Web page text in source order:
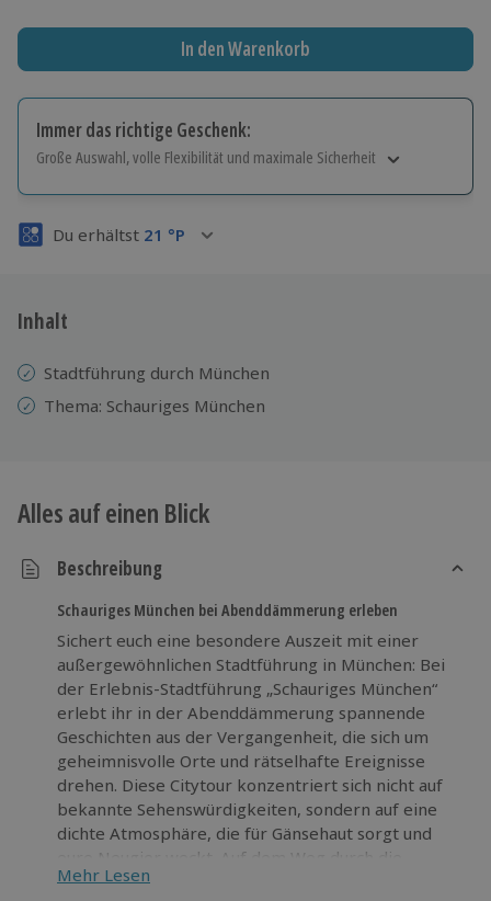
In den Warenkorb
Immer das richtige Geschenk:
Große Auswahl, volle Flexibilität und maximale Sicherheit
Volle Flexibilität
3 Jahre gültig & verlängerbar.
Du erhältst 21 °P
Inhalt
Stadtführung durch München
Thema: Schauriges München
Alles auf einen Blick
Beschreibung
Schauriges München bei Abenddämmerung erleben
Sichert euch eine besondere Auszeit mit einer
außergewöhnlichen Stadtführung in München: Bei
der Erlebnis-Stadtführung „Schauriges München“
erlebt ihr in der Abenddämmerung spannende
Geschichten aus der Vergangenheit, die sich um
geheimnisvolle Orte und rätselhafte Ereignisse
drehen. Diese Citytour konzentriert sich nicht auf
bekannte Sehenswürdigkeiten, sondern auf eine
dichte Atmosphäre, die für Gänsehaut sorgt und
eure Neugier weckt. Auf dem Weg durch die
Straßen spürt ihr den Charakter der Stadt und
Mehr Lesen